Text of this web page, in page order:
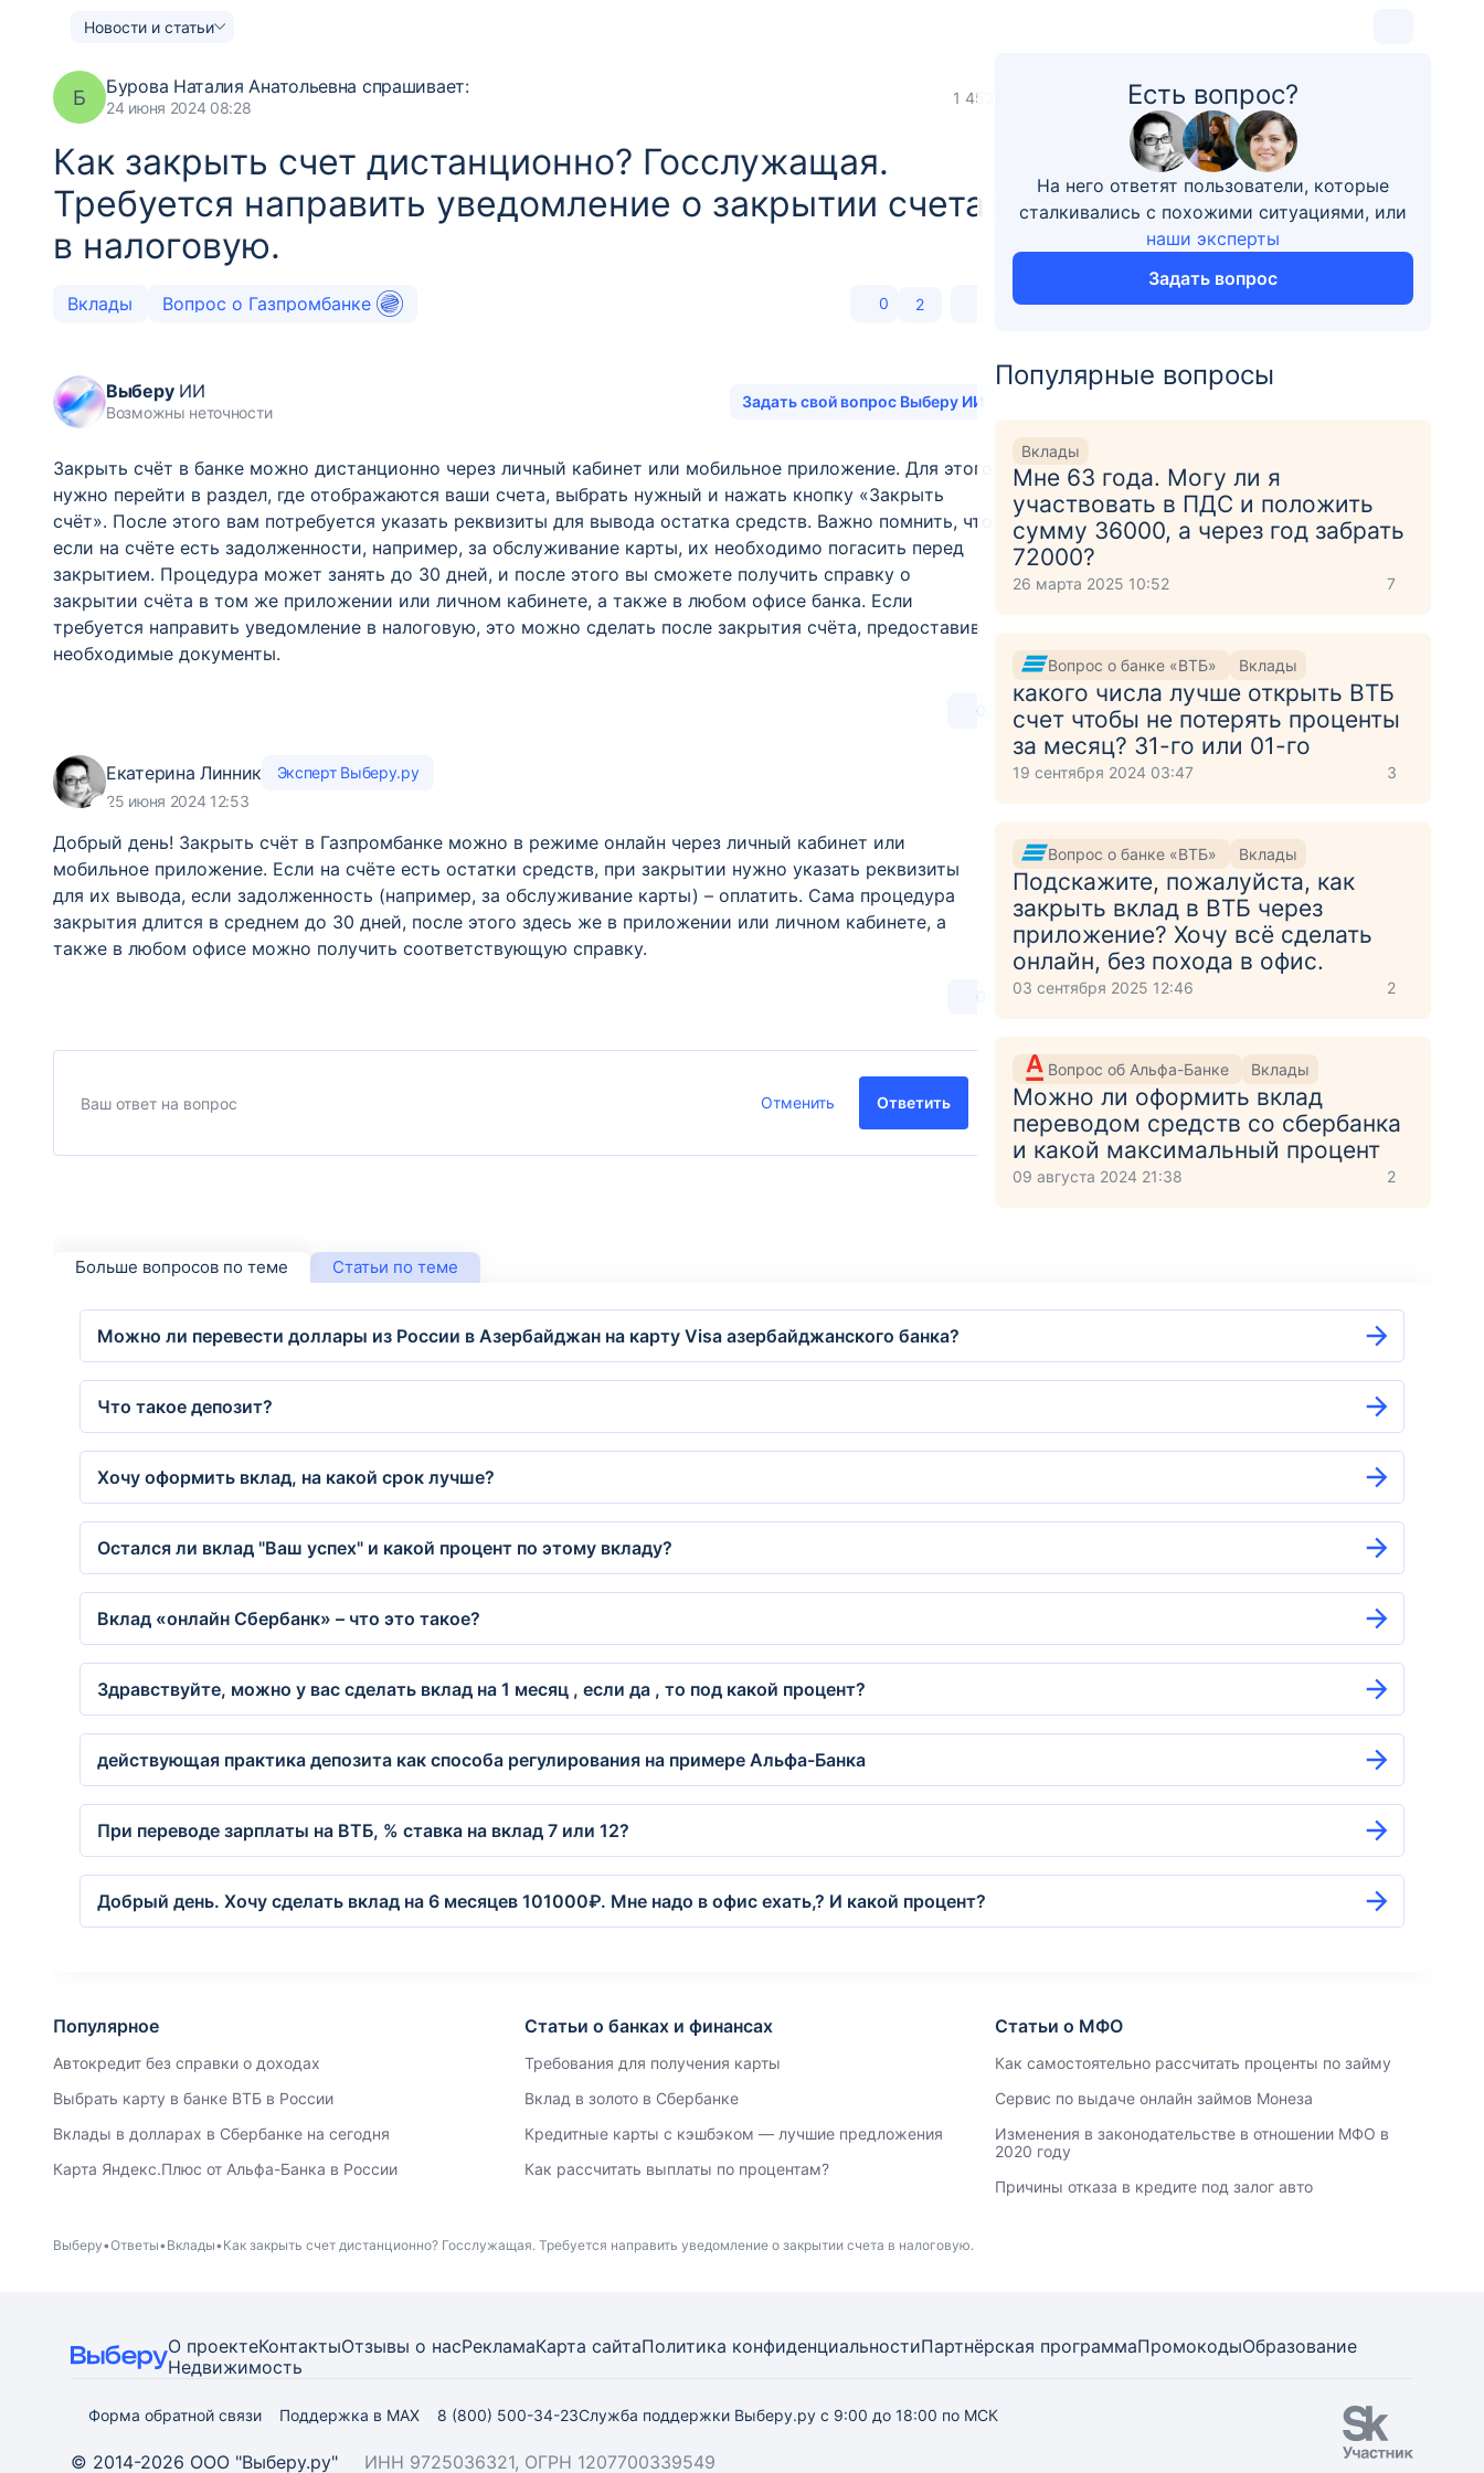
Новости и статьи
Б Бурова Наталия Анатольевна спрашивает:
24 июня 2024 08:28
1 453
Как закрыть счет дистанционно? Госслужащая.
Требуется направить уведомление о закрытии счета
в налоговую.
Вклады Вопрос о Газпромбанке 0 2
ВыберуИИ
Возможны неточности
Задать свой вопрос Выберу ИИ
Закрыть счёт в банке можно дистанционно через личный кабинет или мобильное приложение. Для этого
нужно перейти в раздел, где отображаются ваши счета, выбрать нужный и нажать кнопку «Закрыть
счёт». После этого вам потребуется указать реквизиты для вывода остатка средств. Важно помнить, что
если на счёте есть задолженности, например, за обслуживание карты, их необходимо погасить перед
закрытием. Процедура может занять до 30 дней, и после этого вы сможете получить справку о
закрытии счёта в том же приложении или личном кабинете, а также в любом офисе банка. Если
требуется направить уведомление в налоговую, это можно сделать после закрытия счёта, предоставив
необходимые документы.
0
Екатерина Линник
Эксперт Выберу.ру
25 июня 2024 12:53
Добрый день! Закрыть счёт в Газпромбанке можно в режиме онлайн через личный кабинет или
мобильное приложение. Если на счёте есть остатки средств, при закрытии нужно указать реквизиты
для их вывода, если задолженность (например, за обслуживание карты) – оплатить. Сама процедура
закрытия длится в среднем до 30 дней, после этого здесь же в приложении или личном кабинете, а
также в любом офисе можно получить соответствующую справку.
0
Отменить Ответить
Есть вопрос?
На него ответят пользователи, которые
сталкивались с похожими ситуациями, или
наши эксперты
Задать вопрос
Популярные вопросы
Вклады
Мне 63 года. Могу ли я
участвовать в ПДС и положить
сумму 36000, а через год забрать
72000?
26 марта 2025 10:52 7
Вопрос о банке «ВТБ» Вклады
какого числа лучше открыть ВТБ
счет чтобы не потерять проценты
за месяц? 31-го или 01-го
19 сентября 2024 03:47 3
Вопрос о банке «ВТБ» Вклады
Подскажите, пожалуйста, как
закрыть вклад в ВТБ через
приложение? Хочу всё сделать
онлайн, без похода в офис.
03 сентября 2025 12:46 2
Вопрос об Альфа-Банке Вклады
Можно ли оформить вклад
переводом средств со сбербанка
и какой максимальный процент
09 августа 2024 21:38 2
Больше вопросов по теме Статьи по теме
Можно ли перевести доллары из России в Азербайджан на карту Visa азербайджанского банка?
Что такое депозит?
Хочу оформить вклад, на какой срок лучше?
Остался ли вклад "Ваш успех" и какой процент по этому вкладу?
Вклад «онлайн Сбербанк» – что это такое?
Здравствуйте, можно у вас сделать вклад на 1 месяц , если да , то под какой процент?
действующая практика депозита как способа регулирования на примере Альфа-Банка
При переводе зарплаты на ВТБ, % ставка на вклад 7 или 12?
Добрый день. Хочу сделать вклад на 6 месяцев 101000₽. Мне надо в офис ехать,? И какой процент?
Популярное
Автокредит без справки о доходах
Выбрать карту в банке ВТБ в России
Вклады в долларах в Сбербанке на сегодня
Карта Яндекс.Плюс от Альфа-Банка в России
Статьи о банках и финансах
Требования для получения карты
Вклад в золото в Сбербанке
Кредитные карты с кэшбэком — лучшие предложения
Как рассчитать выплаты по процентам?
Статьи о МФО
Как самостоятельно рассчитать проценты по займу
Сервис по выдаче онлайн займов Монеза
Изменения в законодательстве в отношении МФО в
2020 году
Причины отказа в кредите под залог авто
Выберу Ответы Вклады Как закрыть счет дистанционно? Госслужащая. Требуется направить уведомление о закрытии счета в налоговую.
О проектеКонтактыОтзывы о насРекламаКарта сайтаПолитика конфиденциальностиПартнёрская программаПромокодыОбразование
Недвижимость
Форма обратной связи Поддержка в MAX 8 (800) 500-34-23Служба поддержки Выберу.ру с 9:00 до 18:00 по МСК
© 2014-2026 ООО "Выберу.ру"
ИНН 9725036321, ОГРН 1207700339549